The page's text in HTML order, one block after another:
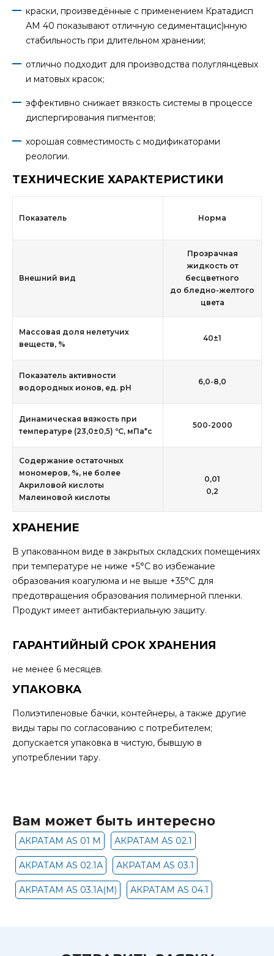
краски, произведённые с применением Кратадисп
АМ 40 показывают отличную седиментацис)нную
стабильность при длительном хранении;
отлично подходит для производства полуглянцевых
и матовых красок;
эффективно снижает вязкость системы в процессе
диспергирования пигментов;
хорошая совместимость с модификаторами
реологии.
ТЕХНИЧЕСКИЕ ХАРАКТЕРИСТИКИ
Показатель Норма
Внешний вид
Прозрачная
жидкость от
бесцветного
до бледно-желтого
цвета
Массовая доля нелетучих
веществ, %
40±1
Показатель активности
водородных ионов, ед. рН
6,0-8,0
Динамическая вязкость при
температуре (23,0±0,5) ºС, мПа*с
500-2000
Содержание остаточных
мономеров, %, не более
Акриловой кислоты
Малеиновой кислоты
0,01
0,2
ХРАНЕНИЕ
В упакованном виде в закрытых складских помещениях
при температуре не ниже +5°С во избежание
образования коагулюма и не выше +35°С для
предотвращения образования полимерной пленки.
Продукт имеет антибактериальную защиту.
ГАРАНТИЙНЫЙ СРОК ХРАНЕНИЯ
не менее 6 месяцев.
УПАКОВКА
Полиэтиленовые бачки, контейнеры, а также другие
виды тары по согласованию с потребителем;
допускается упаковка в чистую, бывшую в
употреблении тару.
Вам может быть интересно
АКРАТАМ AS 01 М АКРАТАМ AS 02.1
АКРАТАМ AS 02.1А АКРАТАМ AS 03.1
АКРАТАМ AS 03.1А(М) АКРАТАМ AS 04.1